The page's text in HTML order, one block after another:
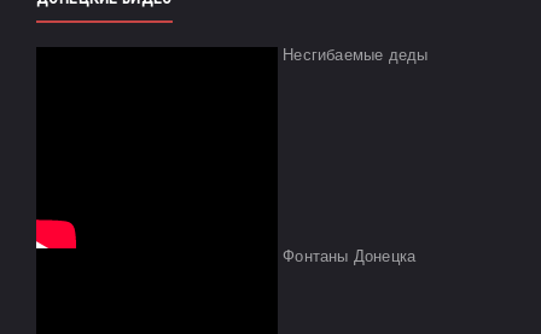
Несгибаемые деды
Фонтаны Донецка